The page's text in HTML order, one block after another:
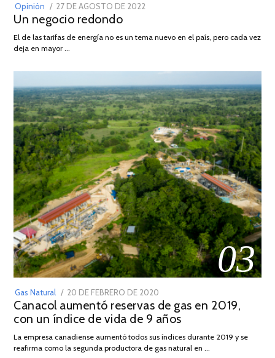
Opinión
POSTED
ON
27 DE AGOSTO DE 2022
DE
Un negocio redondo
El de las tarifas de energía no es un tema nuevo en el país, pero cada vez
deja en mayor …
03
Gas Natural
POSTED
ON
20 DE FEBRERO DE 2020
DE
JULIO
2025
Canacol aumentó reservas de gas en 2019,
con un índice de vida de 9 años
La empresa canadiense aumentó todos sus índices durante 2019 y se
reafirma como la segunda productora de gas natural en …